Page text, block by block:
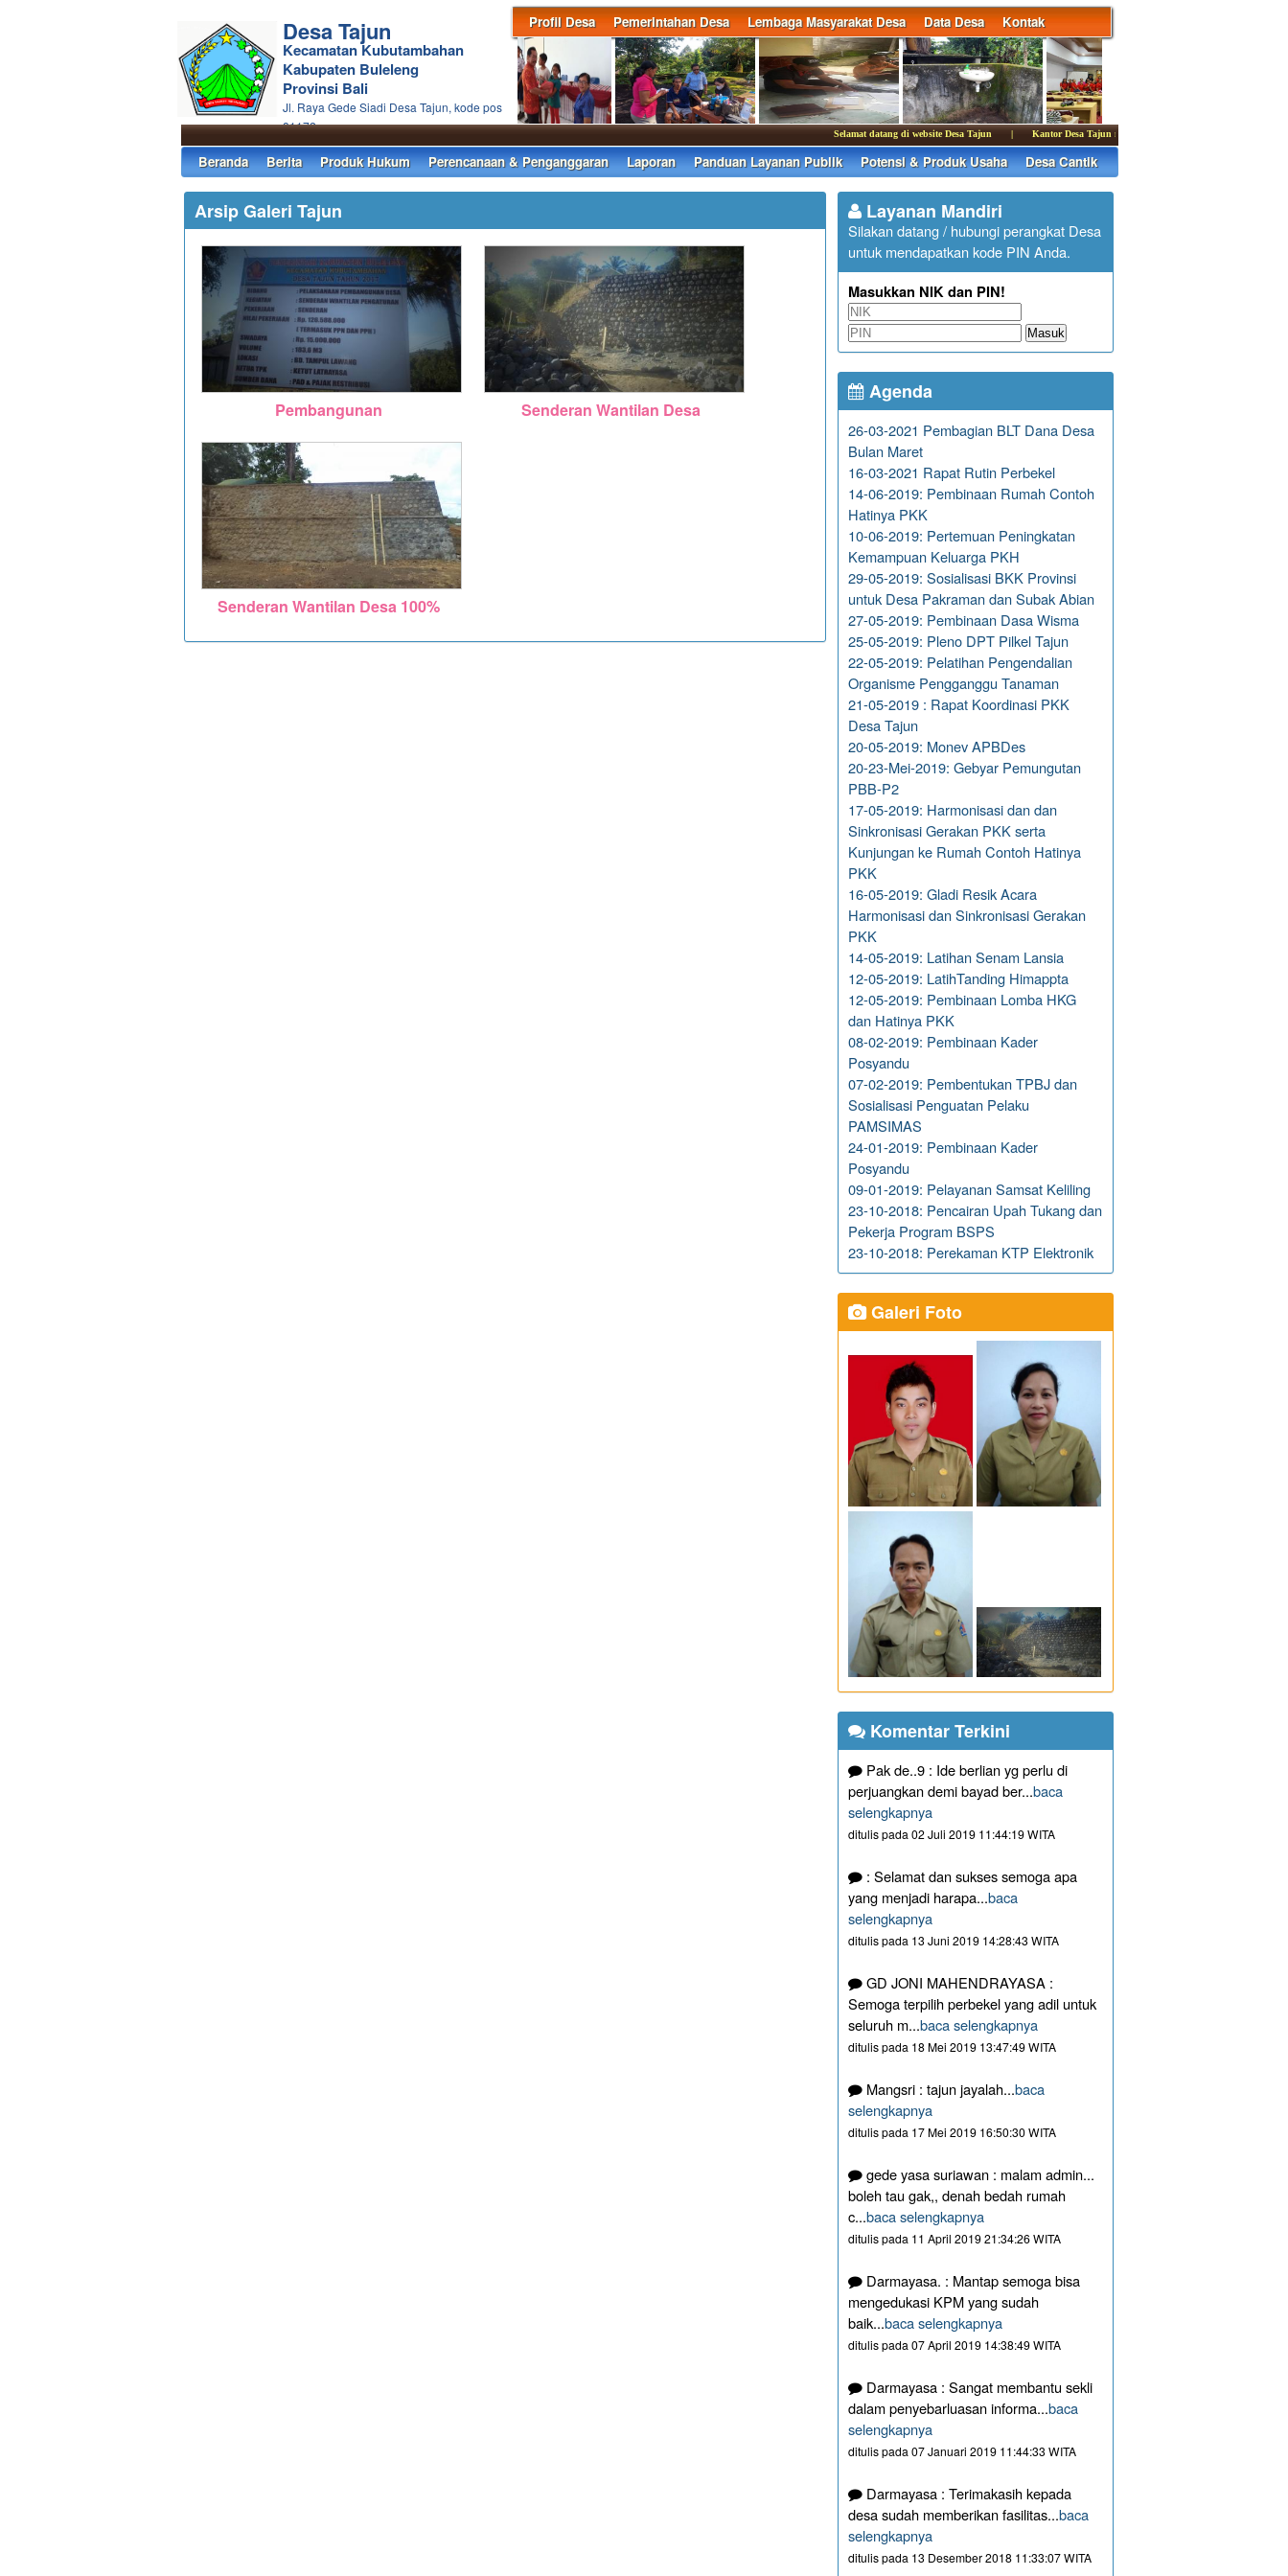
Profil Desa Pemerintahan Desa Lembaga Masyarakat Desa Data Desa Kontak
Desa Tajun
Kecamatan Kubutambahan
Kabupaten Buleleng
Provinsi Bali
Jl. Raya Gede Siadi Desa Tajun, kode pos
81172
Selamat datang di website Desa Tajun | Kantor Desa Tajun membuka pelayanan publik pada hari Senin
Beranda Berita Produk Hukum Perencanaan & Penganggaran Laporan Panduan Layanan Publik Potensi & Produk Usaha Desa Cantik
Arsip Galeri Tajun
Pembangunan Senderan Wantilan Desa
Senderan Wantilan Desa 100%
Layanan Mandiri
Silakan datang / hubungi perangkat Desa
untuk mendapatkan kode PIN Anda.
Masukkan NIK dan PIN!
Masuk
Agenda
26-03-2021 Pembagian BLT Dana Desa
Bulan Maret
16-03-2021 Rapat Rutin Perbekel
14-06-2019: Pembinaan Rumah Contoh
Hatinya PKK
10-06-2019: Pertemuan Peningkatan
Kemampuan Keluarga PKH
29-05-2019: Sosialisasi BKK Provinsi
untuk Desa Pakraman dan Subak Abian
27-05-2019: Pembinaan Dasa Wisma
25-05-2019: Pleno DPT Pilkel Tajun
22-05-2019: Pelatihan Pengendalian
Organisme Pengganggu Tanaman
21-05-2019 : Rapat Koordinasi PKK
Desa Tajun
20-05-2019: Monev APBDes
20-23-Mei-2019: Gebyar Pemungutan
PBB-P2
17-05-2019: Harmonisasi dan dan
Sinkronisasi Gerakan PKK serta
Kunjungan ke Rumah Contoh Hatinya
PKK
16-05-2019: Gladi Resik Acara
Harmonisasi dan Sinkronisasi Gerakan
PKK
14-05-2019: Latihan Senam Lansia
12-05-2019: LatihTanding Himappta
12-05-2019: Pembinaan Lomba HKG
dan Hatinya PKK
08-02-2019: Pembinaan Kader
Posyandu
07-02-2019: Pembentukan TPBJ dan
Sosialisasi Penguatan Pelaku
PAMSIMAS
24-01-2019: Pembinaan Kader
Posyandu
09-01-2019: Pelayanan Samsat Keliling
23-10-2018: Pencairan Upah Tukang dan
Pekerja Program BSPS
23-10-2018: Perekaman KTP Elektronik
Galeri Foto
Komentar Terkini
Pak de..9 : Ide berlian yg perlu di
perjuangkan demi bayad ber...baca
selengkapnya
ditulis pada 02 Juli 2019 11:44:19 WITA
: Selamat dan sukses semoga apa
yang menjadi harapa...baca
selengkapnya
ditulis pada 13 Juni 2019 14:28:43 WITA
GD JONI MAHENDRAYASA :
Semoga terpilih perbekel yang adil untuk
seluruh m...baca selengkapnya
ditulis pada 18 Mei 2019 13:47:49 WITA
Mangsri : tajun jayalah...baca
selengkapnya
ditulis pada 17 Mei 2019 16:50:30 WITA
gede yasa suriawan : malam admin...
boleh tau gak,, denah bedah rumah
c...baca selengkapnya
ditulis pada 11 April 2019 21:34:26 WITA
Darmayasa. : Mantap semoga bisa
mengedukasi KPM yang sudah
baik...baca selengkapnya
ditulis pada 07 April 2019 14:38:49 WITA
Darmayasa : Sangat membantu sekli
dalam penyebarluasan informa...baca
selengkapnya
ditulis pada 07 Januari 2019 11:44:33 WITA
Darmayasa : Terimakasih kepada
desa sudah memberikan fasilitas...baca
selengkapnya
ditulis pada 13 Desember 2018 11:33:07 WITA